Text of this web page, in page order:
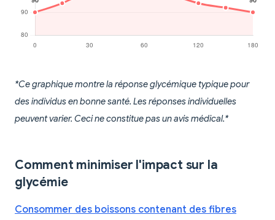
*Ce graphique montre la réponse glycémique typique pour
des individus en bonne santé. Les réponses individuelles
peuvent varier. Ceci ne constitue pas un avis médical.*
Comment minimiser l'impact sur la
glycémie
Consommer des boissons contenant des fibres